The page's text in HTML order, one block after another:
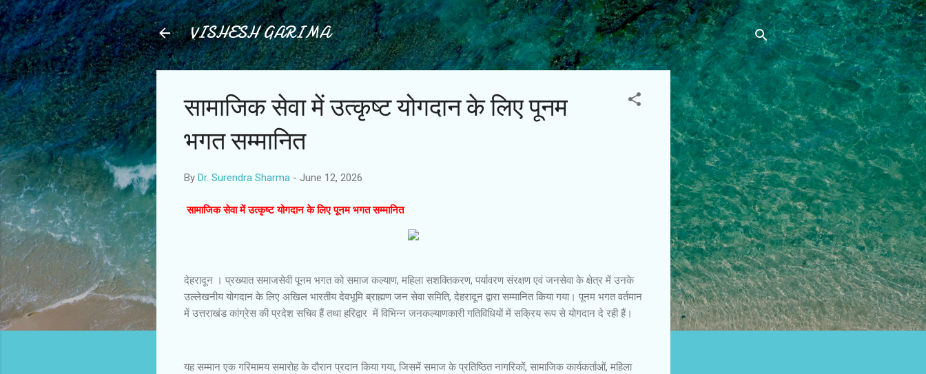
Skip to main content
VISHESH GARIMA
सामाजिक सेवा में उत्कृष्ट योगदान के लिए पूनम
भगत सम्मानित
By Dr. Surendra Sharma - June 12, 2026
सामाजिक सेवा में उत्कृष्ट योगदान के लिए पूनम भगत सम्मानित
देहरादून । प्रख्यात समाजसेवी पूनम भगत को समाज कल्याण, महिला सशक्तिकरण, पर्यावरण संरक्षण एवं जनसेवा के क्षेत्र में उनके
उल्लेखनीय योगदान के लिए अखिल भारतीय देवभूमि ब्राह्मण जन सेवा समिति, देहरादून द्वारा सम्मानित किया गया। पूनम भगत वर्तमान
में उत्तराखंड कांग्रेस की प्रदेश सचिव हैं तथा हरिद्वार में विभिन्न जनकल्याणकारी गतिविधियों में सक्रिय रूप से योगदान दे रही हैं।
यह सम्मान एक गरिमामय समारोह के दौरान प्रदान किया गया, जिसमें समाज के प्रतिष्ठित नागरिकों, सामाजिक कार्यकर्ताओं, महिला